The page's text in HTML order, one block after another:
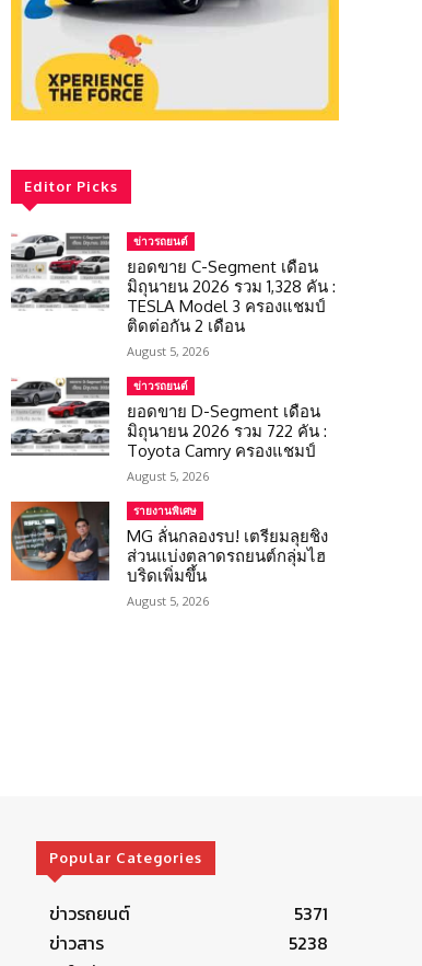
Editor Picks
ข่าวรถยนต์
ยอดขาย C-Segment เดือน
มิถุนายน 2026 รวม 1,328 คัน :
TESLA Model 3 ครองแชมป์
ติดต่อกัน 2 เดือน
August 5, 2026
ข่าวรถยนต์
ยอดขาย D-Segment เดือน
มิถุนายน 2026 รวม 722 คัน :
Toyota Camry ครองแชมป์
August 5, 2026
รายงานพิเศษ
MG ลั่นกลองรบ! เตรียมลุยชิง
ส่วนแบ่งตลาดรถยนต์กลุ่มไฮ
บริดเพิ่มขึ้น
August 5, 2026
Popular Categories
ข่าวรถยนต์
5371
ข่าวสาร
5238